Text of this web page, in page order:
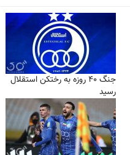
جنگ ۴۰ روزه به رختکن استقلال
رسید